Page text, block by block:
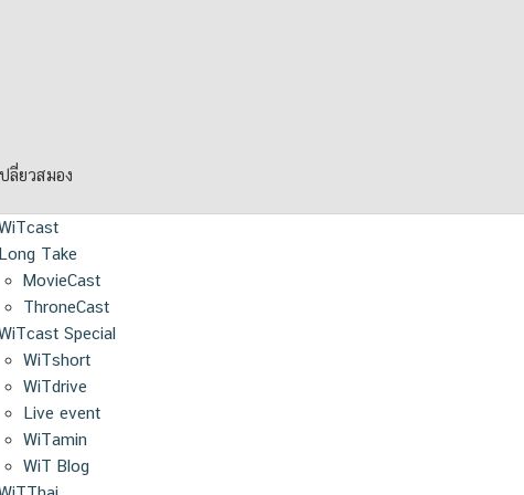
ลี่ยวสมอง
Long Take
MovieCast
ThroneCast
Special
WiTshort
WiTdrive
Live event
WiTamin
WiT Blog